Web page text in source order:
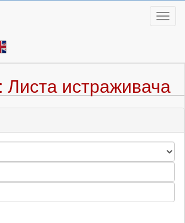
Листа истраживача